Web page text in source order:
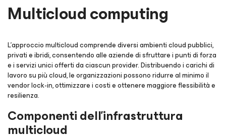
Multicloud computing
L'approccio multicloud comprende diversi ambienti cloud pubblici,
privati e ibridi, consentendo alle aziende di sfruttare i punti di forza
e i servizi unici offerti da ciascun provider. Distribuendo i carichi di
lavoro su più cloud, le organizzazioni possono ridurre al minimo il
vendor lock-in, ottimizzare i costi e ottenere maggiore flessibilità e
resilienza.
Componenti dell'infrastruttura
multicloud